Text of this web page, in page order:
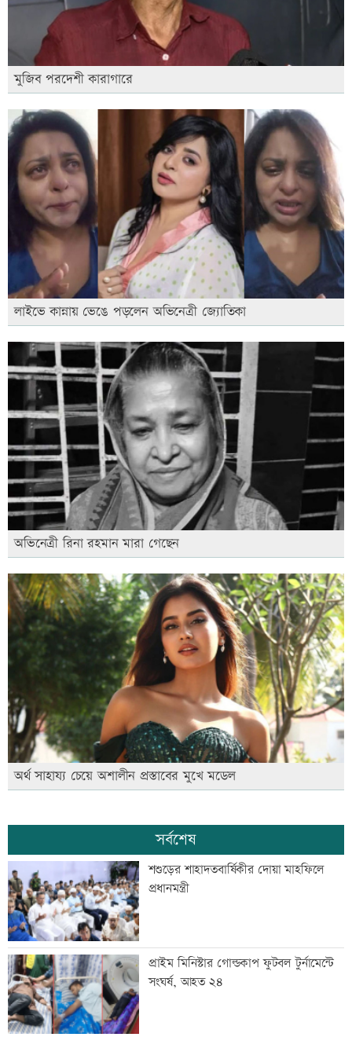
মুজিব পরদেশী কারাগারে
লাইভে কান্নায় ভেঙে পড়লেন অভিনেত্রী জ্যোতিকা
অভিনেত্রী রিনা রহমান মারা গেছেন
অর্থ সাহায্য চেয়ে অশালীন প্রস্তাবের মুখে মডেল
সর্বশেষ
শশুড়ের শাহাদতবার্ষিকীর দোয়া মাহফিলে
প্রধানমন্ত্রী
প্রাইম মিনিস্টার গোল্ডকাপ ফুটবল টুর্নামেন্টে
সংঘর্ষ, আহত ২৪